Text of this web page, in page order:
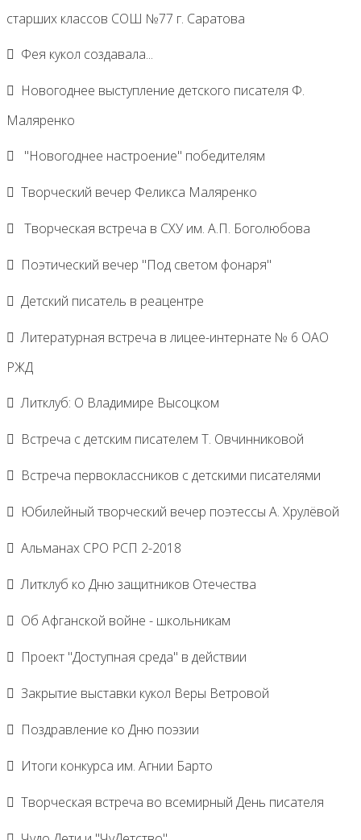
старших классов СОШ №77 г. Саратова
Фея кукол создавала...
Новогоднее выступление детского писателя Ф.
Маляренко
"Новогоднее настроение" победителям
Творческий вечер Феликса Маляренко
Творческая встреча в СХУ им. А.П. Боголюбова
Поэтический вечер "Под светом фонаря"
Детский писатель в реацентре
Литературная встреча в лицее-интернате № 6 ОАО
РЖД
Литклуб: О Владимире Высоцком
Встреча с детским писателем Т. Овчинниковой
Встреча первоклассников с детскими писателями
Юбилейный творческий вечер поэтессы А. Хрулёвой
Альманах СРО РСП 2-2018
Литклуб ко Дню защитников Отечества
Об Афганской войне - школьникам
Проект "Доступная среда" в действии
Закрытие выставки кукол Веры Ветровой
Поздравление ко Дню поэзии
Итоги конкурса им. Агнии Барто
Творческая встреча во всемирный День писателя